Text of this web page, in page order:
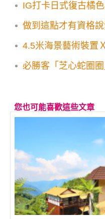
IG打卡日式復古橘
做到這點才有資格
4.5米海景藝術裝置
必勝客「芝心蛇圈
您也可能喜歡這些文章